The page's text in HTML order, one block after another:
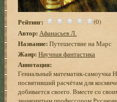
Рейтинг: (0)
Автор: Афанасьев Л.
Название: Путешествие на Марс
Жанр: Научная фантастика
Аннотация:
Гениальный математик-самоучка
посвятивший расчётам для
добивается своего. Вместе со